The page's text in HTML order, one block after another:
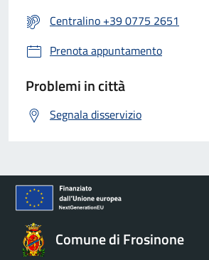
Centralino +39 0775 2651
Prenota appuntamento
Problemi in città
Segnala disservizio
Comune di Frosinone